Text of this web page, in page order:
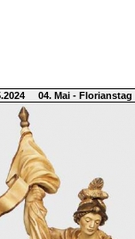
04. Mai -